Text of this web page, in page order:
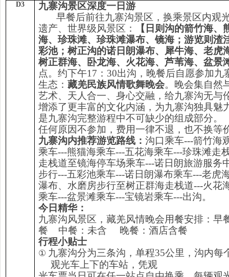
D3
九寨沟景区深度一日游
早餐后前往九寨沟景区，换乘景区内观
遗产、世界级风景区：
【日则沟的箭竹海、
海、珍珠滩、珍珠滩瀑布、镜海；游览则渣
彩池；树正沟的诺日朗瀑布、犀牛海、老虎
树正群海、卧龙海、火花海、芦苇海、盆景
点。约下午17：30出沟，晚餐后自愿参加九
生态：藏羌民族风情歌舞晚会。晚会集自然
艺术、天人合一、身心交融，给九寨沟无与
增添了更丰富的文化内涵，为九寨沟独具魅
是九寨沟完整游程中不可缺少的组成部分。
任何原因不参加，费用一律不退，也不换等
九寨沟内推荐游览路线：沟口乘车---箭竹海
乘车---熊猫海乘车---五花海乘车---珍珠滩走
走栈道至镜海停车场乘车---诺日朗旅游服务
步行---五彩池乘车---诺日朗瀑布乘车---老虎
瀑布、水磨房步行至树正群海走栈道---火花
乘车---盆景滩乘车---宝镜岩乘车---出沟。
今日精华：
九寨沟风景区，藏羌风情晚会用餐安排：早
餐 中餐：未含 晚餐：酒店含餐
行程小贴士
① 九寨沟分为三条沟，单程35公里，沟内每
观光车上下的车站，凭观